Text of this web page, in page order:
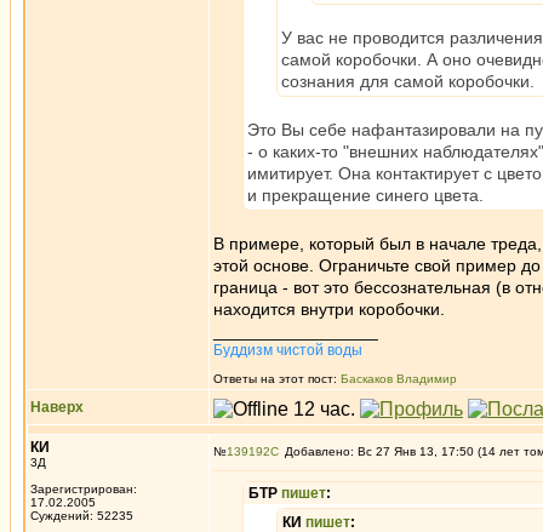
У вас не проводится
самой коробочки. А оно
сознания для самой коробочки.
Это Вы себе нафантазировали на
- о каких-то "внешних
имитирует. Она контактирует с
и прекращение синего цвета.
В примере, который был в начале
этой основе. Ограничьте свой пример
граница - вот это бессознательная (в
находится внутри коробочки.
Буддизм чистой воды
Ответы на этот пост: Баскаков Владимир
Наверх
КИ
3Д
Зарегистрирован:
17.02.2005
Суждений: 52235
№139192 Добавлено: Вс 27 Янв 13, 17:50 (14 лет
БТР пишет:
КИ пишет: